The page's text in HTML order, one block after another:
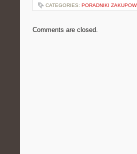
CATEGORIES: PORADNIKI
Comments are closed.